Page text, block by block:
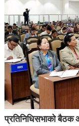
प्रतिनिधिसभाको बैठक